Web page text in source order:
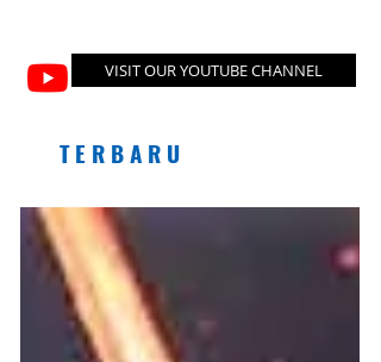
VISIT OUR YOUTUBE CHANNEL
T E R B A R U